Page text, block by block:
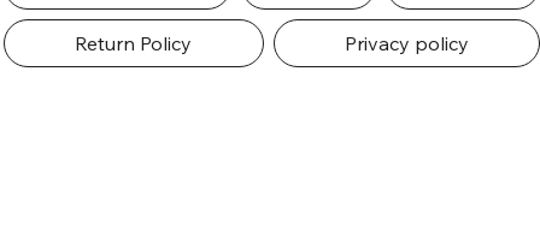
Return Policy Privacy policy